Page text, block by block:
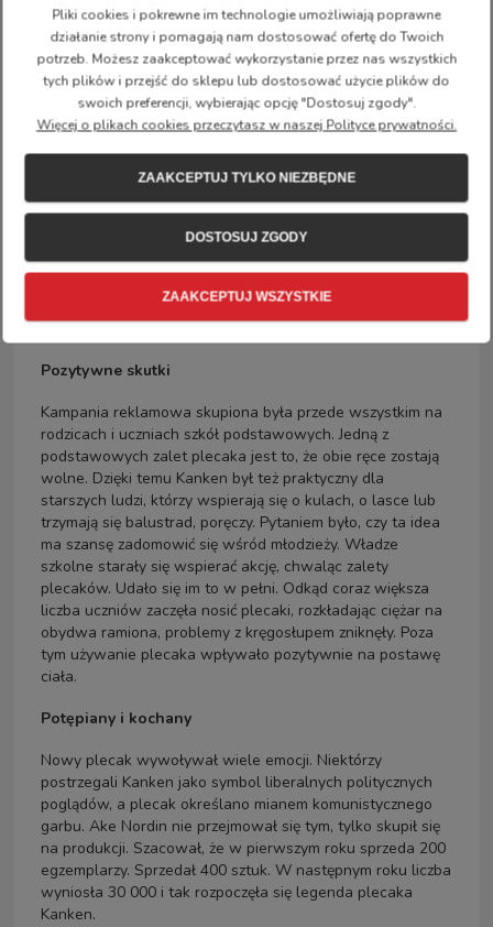
W końcu lat siedemdziesiątych statystyki prowadzone w
szwedzkim społeczeństwie wskazały, że 80 % procent
badanych cierpi na problemy z kręgosłupem i różne bóle
pleców. Zauważono, że także dzieci i młodzież coraz
częściej cierpią na schorzenia kręgosłupa. Lekarze i
nauczyciele wskazywali, że jedną z przyczyn (poza brakiem
odpowiedniego ruchu) jest także moda na noszenie toreb
wsłuchując się w głosy tej dyskusji, stworzył we
współpracy ze szwedzkim Związkiem Skautów
rewolucyjny i funkcjonalny plecak Kanken z przestronnym
pojawił się na rynku w sierpniu 1978 roku, do dzisiaj
posiada rzesze sympatyków w całej Europie.
Pozytywne skutki
Kampania reklamowa skupiona była przede wszystkim na
rodzicach i uczniach szkół podstawowych. Jedną z
podstawowych zalet plecaka jest to, że obie ręce zostają
wolne. Dzięki temu Kanken był też praktyczny dla
starszych ludzi, którzy wspierają się o kulach, o lasce lub
trzymają się balustrad, poręczy. Pytaniem było, czy ta idea
ma szansę zadomowić się wśród młodzieży. Władze
szkolne starały się wspierać akcję, chwaląc zalety
plecaków. Udało się im to w pełni. Odkąd coraz większa
liczba uczniów zaczęła nosić plecaki, rozkładając ciężar na
obydwa ramiona, problemy z kręgosłupem zniknęły. Poza
tym używanie plecaka wpływało pozytywnie na postawę
ciała.
Potępiany i kochany
Nowy plecak wywoływał wiele emocji. Niektórzy
postrzegali Kanken jako symbol liberalnych politycznych
poglądów, a plecak określano mianem komunistycznego
garbu. Ake Nordin nie przejmował się tym, tylko skupił się
na produkcji. Szacował, że w pierwszym roku sprzeda 200
egzemplarzy. Sprzedał 400 sztuk. W następnym roku liczba
wyniosła 30 000 i tak rozpoczęła się legenda plecaka
Kanken.
Pliki cookies i pokrewne im technologie umożliwiają poprawne
działanie strony i pomagają nam dostosować ofertę do Twoich
potrzeb. Możesz zaakceptować wykorzystanie przez nas wszystkich
tych plików i przejść do sklepu lub dostosować użycie plików do
swoich preferencji, wybierając opcję "Dostosuj zgody".
Więcej o plikach cookies przeczytasz w naszej Polityce prywatności.
ZAAKCEPTUJ TYLKO NIEZBĘDNE
DOSTOSUJ ZGODY
ZAAKCEPTUJ WSZYSTKIE